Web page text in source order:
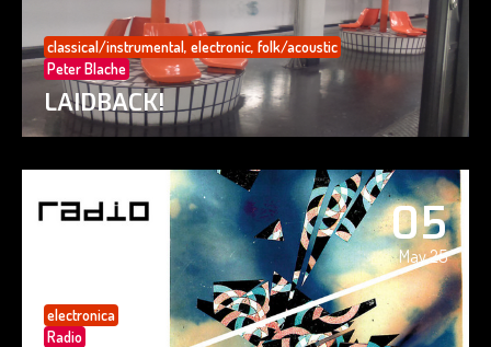
classical/instrumental, electronic, folk/acoustic
Peter Blache
LAIDBACK!
05
May 25
electronica
Radio